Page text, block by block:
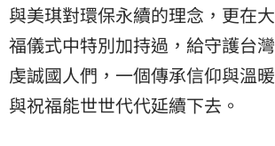
與美琪對環保永續的理念，更在
福儀式中特別加持過，給守護台
虔誠國人們，一個傳承信仰與溫
與祝福能世世代代延續下去。